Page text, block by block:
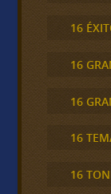
16
16
16
16
16